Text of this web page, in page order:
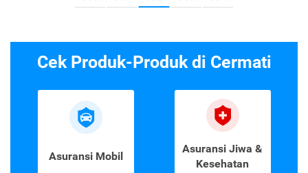
Cek Produk-Produk di Cermati
Asuransi Mobil
Asuransi Jiwa &
Kesehatan